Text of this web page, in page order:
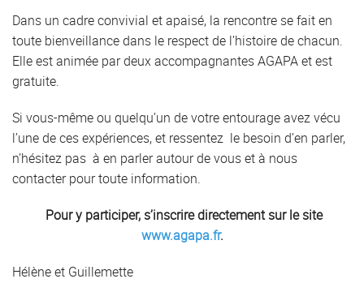
Dans un cadre convivial et apaisé, la rencontre se fait en
toute bienveillance dans le respect de l’histoire de chacun.
Elle est animée par deux accompagnantes AGAPA et est
gratuite.
Si vous-même ou quelqu’un de votre entourage avez vécu
l’une de ces expériences, et ressentez le besoin d’en parler,
n’hésitez pas à en parler autour de vous et à nous
contacter pour toute information.
Pour y participer, s’inscrire directement sur le site
www.agapa.fr.
Hélène et Guillemette